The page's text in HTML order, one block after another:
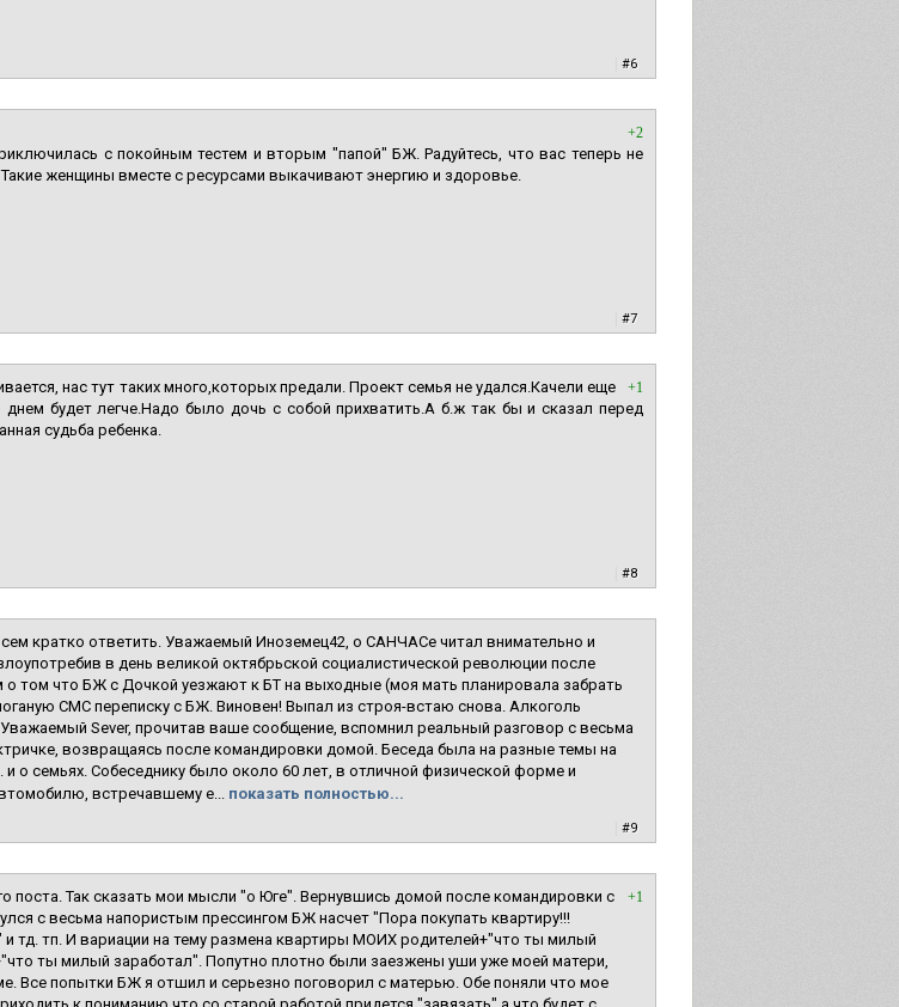
#6
+2
с покойным тестем и вторым "папой" БЖ. Радуйтесь, что вас теперь не
женщины вместе с ресурсами выкачивают энергию и здоровье.
#7
+1
нас тут таких много,которых предали. Проект семья не удался.Качели еще
будет легче.Надо было дочь с собой прихватить.А б.ж так бы и сказал перед
судьба ребенка.
#8
кратко ответить. Уважаемый Иноземец42, о САНЧАСе читал внимательно и
в день великой октябрьской социалистической революции после
о том что БЖ с Дочкой уезжают к БТ на выходные (моя мать планировала забрать
СМС переписку с БЖ. Виновен! Выпал из строя-встаю снова. Алкоголь
Sever, прочитав ваше сообщение, вспомнил реальный разговор с весьма
возвращаясь после командировки домой. Беседа была на разные темы на
о семьях. Собеседнику было около 60 лет, в отличной физической форме и
встречавшему е... показать полностью...
#9
+1
поста. Так сказать мои мысли "о Юге". Вернувшись домой после командировки с
с весьма напористым прессингом БЖ насчет "Пора покупать квартиру!!!
и тд. тп. И вариации на тему размена квартиры МОИХ родителей+"что ты милый
ты милый заработал". Попутно плотно были заезжены уши уже моей матери,
Все попытки БЖ я отшил и серьезно поговорил с матерью. Обе поняли что мое